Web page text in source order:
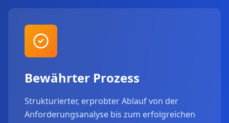
Bewährter Prozess
Strukturierter, erprobter Ablauf von der
Anforderungsanalyse bis zum erfolgreichen